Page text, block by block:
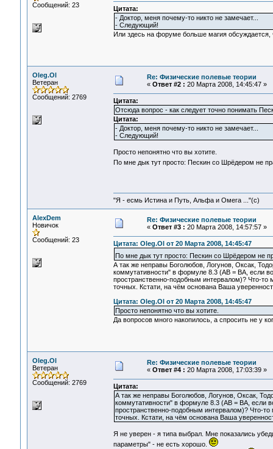
Сообщений: 23
Цитата:
- Доктор, меня почему-то никто не замечает...
- Следующий!
Или здесь на форуме больше магия обсуждается,
Oleg.Ol
Ветеран
Сообщений: 2769
Re: Физические полевые теории
« Ответ #2 : 20 Марта 2008, 14:45:47 »
Цитата:
Отсюда вопрос - как следует точно понимать
Цитата:
- Доктор, меня почему-то никто не замечает...
- Следующий!
Просто непонятно что вы хотите.
По мне дык тут просто: Пескин со Шрёдером не
"Я - есмь Истина и Путь, Альфа и Омега ..."(с)
AlexDem
Новичок
Сообщений: 23
Re: Физические полевые теории
« Ответ #3 : 20 Марта 2008, 14:57:57 »
Цитата: Oleg.Ol от 20 Марта 2008, 14:45:47
По мне дык тут просто: Пескин со Шрёдером не
А так же неправы Боголюбов, Логунов, Оксак,
коммутативности" в формуле 8.3 (AB = BA, если
пространственно-подобным интервалом)? Что-то
точных. Кстати, на чём основана Ваша
Цитата: Oleg.Ol от 20 Марта 2008, 14:45:47
Просто непонятно что вы хотите.
Да вопросов много накопилось, а спросить не у
Oleg.Ol
Ветеран
Сообщений: 2769
Re: Физические полевые теории
« Ответ #4 : 20 Марта 2008, 17:03:39 »
Цитата:
А так же неправы Боголюбов, Логунов, Оксак,
коммутативности" в формуле 8.3 (AB = BA, если
пространственно-подобным интервалом)? Что-
точных. Кстати, на чём основана Ваша
Я не уверен - я типа выбрал. Мне показались
параметры" - не есть хорошо.